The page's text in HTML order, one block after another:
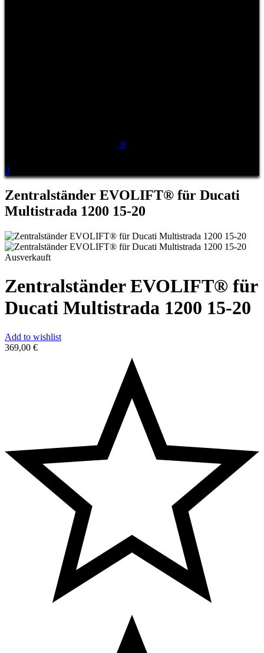
0
0
Zentralständer EVOLIFT® für Ducati
Multistrada 1200 15-20
Ausverkauft
Zentralständer EVOLIFT® für
Ducati Multistrada 1200 15-20
Add to wishlist
369,00 €